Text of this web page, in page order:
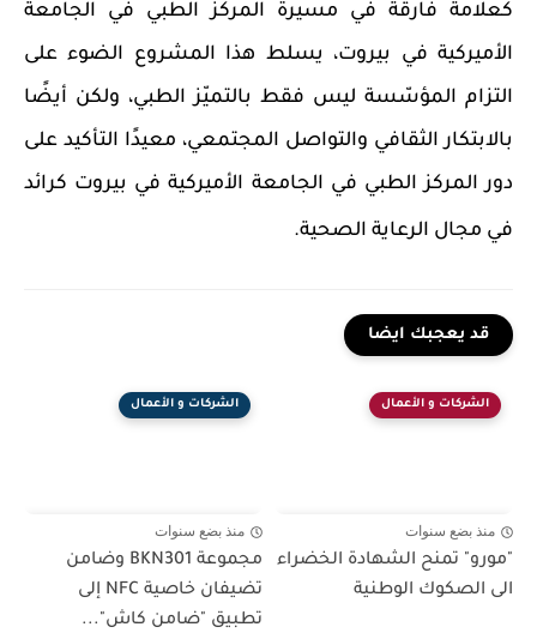
كعلامة فارقة في مسيرة المركز الطبي في الجامعة
الأميركية في بيروت، يسلط هذا المشروع الضوء على
التزام المؤسّسة ليس فقط بالتميّز الطبي، ولكن أيضًا
بالابتكار الثقافي والتواصل المجتمعي، معيدًا التأكيد على
دور المركز الطبي في الجامعة الأميركية في بيروت كرائد
في مجال الرعاية الصحية.
قد يعجبك ايضا
الشركات و الأعمال
منذ بضع سنوات
"مورو" تمنح الشهادة الخضراء
الى الصكوك الوطنية
الشركات و الأعمال
منذ بضع سنوات
مجموعة BKN301 وضامن
تضيفان خاصية NFC إلى
تطبيق "ضامن كاش"...